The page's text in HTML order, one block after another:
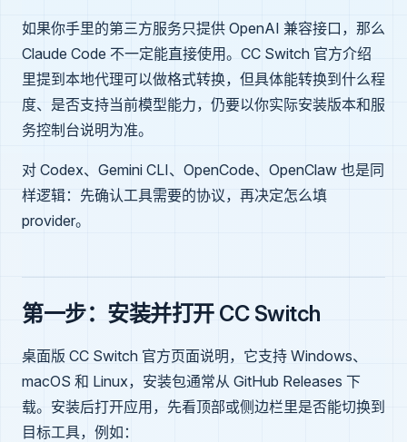
如果你手里的第三方服务只提供 OpenAI 兼容接口，那么
Claude Code 不一定能直接使用。CC Switch 官方介绍
里提到本地代理可以做格式转换，但具体能转换到什么程
度、是否支持当前模型能力，仍要以你实际安装版本和服
务控制台说明为准。
对 Codex、Gemini CLI、OpenCode、OpenClaw 也是同
样逻辑：先确认工具需要的协议，再决定怎么填
provider。
第一步：安装并打开 CC Switch
桌面版 CC Switch 官方页面说明，它支持 Windows、
macOS 和 Linux，安装包通常从 GitHub Releases 下
载。安装后打开应用，先看顶部或侧边栏里是否能切换到
目标工具，例如：